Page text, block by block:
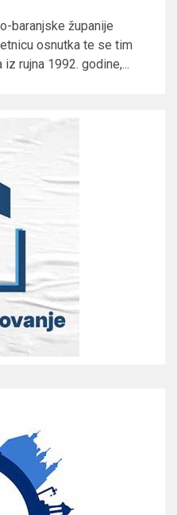
baranjske županije
osnutka te se tim
rujna 1992. godine,...